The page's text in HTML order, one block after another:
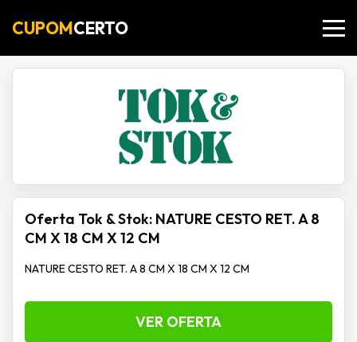
CUPOMCERTO
Oferta Tok & Stok: NATURE CESTO RET. A 8
CM X 18 CM X 12 CM
NATURE CESTO RET. A 8 CM X 18 CM X 12 CM
VER OFERTA